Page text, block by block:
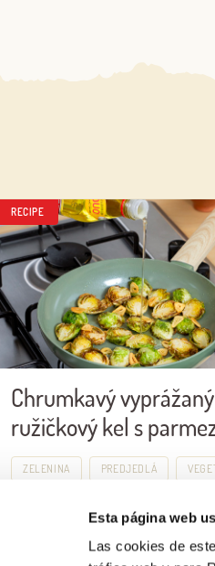
Esta página web
Las cookies de
RECIPE
Chrumkavý vyprážaný
ružičkový kel s
ZELENINA PREDJEDLÁ